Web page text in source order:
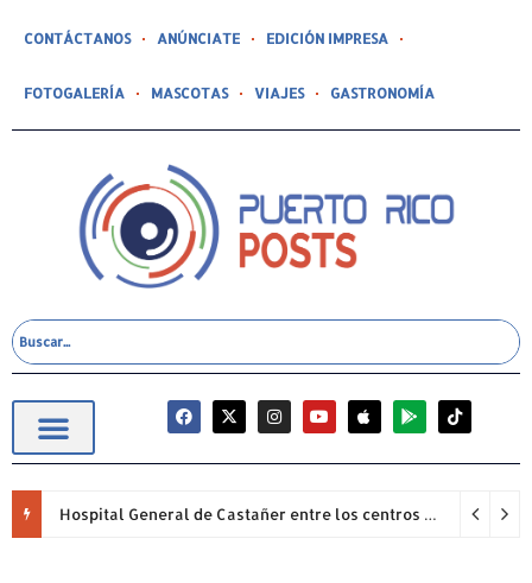
CONTÁCTANOS ANÚNCIATE EDICIÓN IMPRESA
FOTOGALERÍA MASCOTAS VIAJES GASTRONOMÍA
Hospital General de Castañer entre los centros de salud comunitarios con mejor desempeño clínico de Estados Unidos